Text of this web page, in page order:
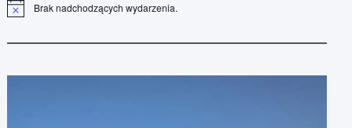
P
d
Brak nadchodzących wydarzenia.